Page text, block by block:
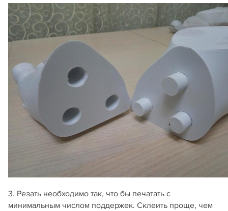
3. Резать необходимо так, что бы печатать с
минимальным числом поддержек. Склеить проще, чем